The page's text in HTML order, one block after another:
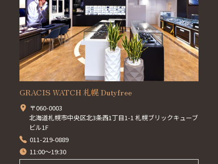
GRACIS WATCH 札幌 Dutyfree
〒060-0003
北海道札幌市中央区北3条西1丁目1-1 札幌ブリックキューブ
ビル1F
011-219-0889
11:00～19:30